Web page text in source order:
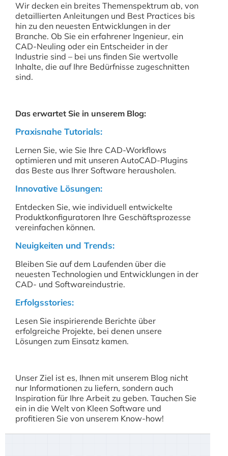
Wir decken ein breites Themenspektrum ab, von
detaillierten Anleitungen und Best Practices bis
hin zu den neuesten Entwicklungen in der
Branche. Ob Sie ein erfahrener Ingenieur, ein
CAD-Neuling oder ein Entscheider in der
Industrie sind – bei uns finden Sie wertvolle
Inhalte, die auf Ihre Bedürfnisse zugeschnitten
sind.
Das erwartet Sie in unserem Blog:
Praxisnahe Tutorials:
Lernen Sie, wie Sie Ihre CAD-Workflows
optimieren und mit unseren AutoCAD-Plugins
das Beste aus Ihrer Software herausholen.
Innovative Lösungen:
Entdecken Sie, wie individuell entwickelte
Produktkonfiguratoren Ihre Geschäftsprozesse
vereinfachen können.
Neuigkeiten und Trends:
Bleiben Sie auf dem Laufenden über die
neuesten Technologien und Entwicklungen in der
CAD- und Softwareindustrie.
Erfolgsstories:
Lesen Sie inspirierende Berichte über
erfolgreiche Projekte, bei denen unsere
Lösungen zum Einsatz kamen.
Unser Ziel ist es, Ihnen mit unserem Blog nicht
nur Informationen zu liefern, sondern auch
Inspiration für Ihre Arbeit zu geben. Tauchen Sie
ein in die Welt von Kleen Software und
profitieren Sie von unserem Know-how!